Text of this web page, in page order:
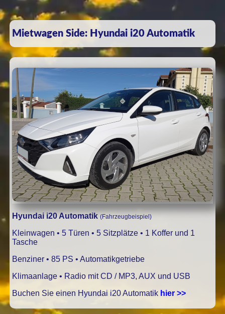
Mietwagen Side: Hyundai i20 Automatik
Hyundai i20 Automatik (Fahrzeugbeispiel)
Kleinwagen • 5 Türen • 5 Sitzplätze • 1 Koffer und 1
Tasche
Benziner • 85 PS • Automatikgetriebe
Klimaanlage • Radio mit CD / MP3, AUX und USB
Buchen Sie einen Hyundai i20 Automatik hier >>